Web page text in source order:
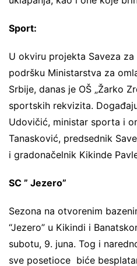
Sport:
U okviru projekta Saveza
podršku Ministarstva za
Srbije, danas je OŠ „Žarko
sportskih rekvizita.
Udovičić, ministar sporta i
Tanasković, predsednik
i gradonačelnik Kikinde
SC ” Jezero”
Sezona na otvorenim
“Jezero” u Kikindi i
subotu, 9. juna. Tog i
sve posetioce biće